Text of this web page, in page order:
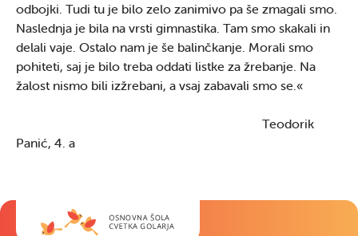
odbojki. Tudi tu je bilo zelo zanimivo pa še zmagali smo.
Naslednja je bila na vrsti gimnastika. Tam smo skakali in
delali vaje. Ostalo nam je še balinčkanje. Morali smo
pohiteti, saj je bilo treba oddati listke za žrebanje. Na
žalost nismo bili izžrebani, a vsaj zabavali smo se.«
Teodorik
Panić, 4. a